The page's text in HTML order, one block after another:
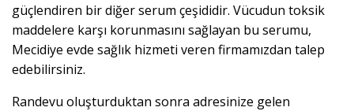
güçlendiren bir diğer serum çeşididir. Vücudun toksik
maddelere karşı korunmasını sağlayan bu serumu,
Mecidiye evde sağlık hizmeti veren firmamızdan talep
edebilirsiniz.
Randevu oluşturduktan sonra adresinize gelen